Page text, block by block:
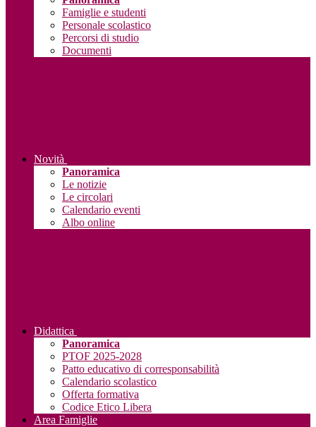
Famiglie e studenti
Personale scolastico
Percorsi di studio
Documenti
Novità
Panoramica
Le notizie
Le circolari
Calendario eventi
Albo online
Didattica
Panoramica
PTOF 2025-2028
Patto educativo di corresponsabilità
Calendario scolastico
Offerta formativa
Codice Etico Libera
Area Famiglie